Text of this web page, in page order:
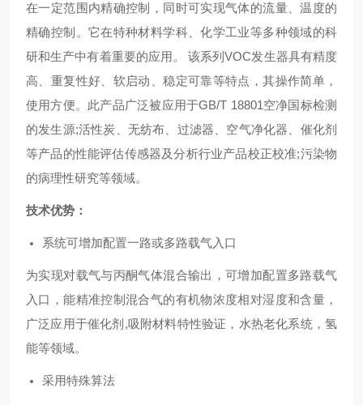
在一定范围内精确控制，同时可实现气体的流量、温度的
精确控制。它在特种材料学科、化学工业等多种领域的科
研和生产中有着重要的应用。 该系列VOC发生器具有精度
高、重复性好、软启动、稳定可靠等特点，其操作简单，
使用方便。此产品广泛被应用于GB/T 18801空净国标检测
的发生源;活性炭、无纺布、过滤器、空气净化器、催化剂
等产品的性能评估传感器及分析行业产品校正校准;污染物
的病理性研究等领域。
技术优势：
系统可增加配置一路或多路载气入口
为实现对载气与丙酮气体混合输出，可增加配置多路载气
入口，能精准控制混合气的有机物浓度相对湿度和含量，
广泛应用于催化剂,吸附材料特性验证，水热老化系统，氢
能等领域。
采用特殊算法